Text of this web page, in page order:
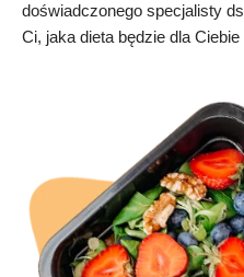
doświadczonego specjalisty
Ci, jaka dieta będzie dla